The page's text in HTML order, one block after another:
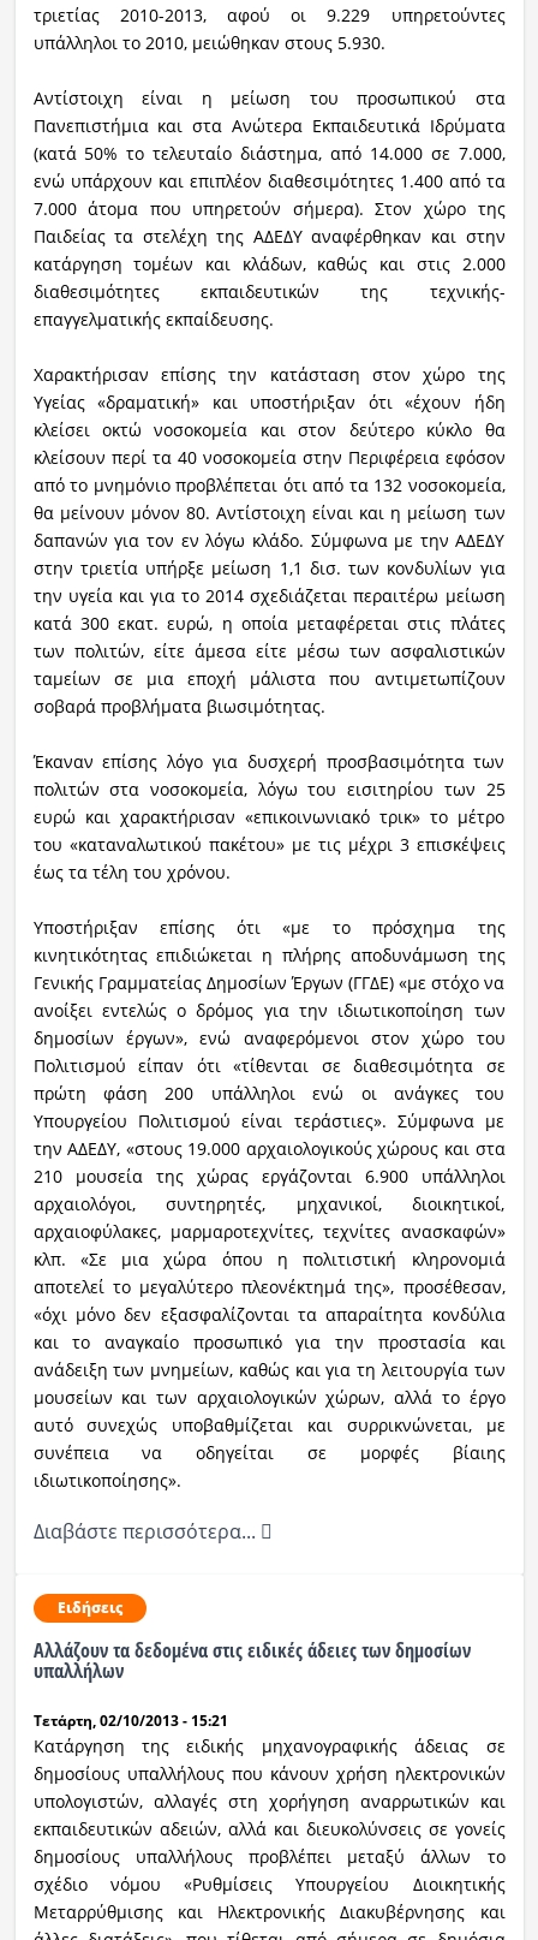
τριετίας 2010-2013, αφού οι 9.229 υπηρετούντες
υπάλληλοι το 2010, μειώθηκαν στους 5.930.
Αντίστοιχη είναι η μείωση του προσωπικού στα
Πανεπιστήμια και στα Ανώτερα Εκπαιδευτικά Ιδρύματα
(κατά 50% το τελευταίο διάστημα, από 14.000 σε 7.000,
ενώ υπάρχουν και επιπλέον διαθεσιμότητες 1.400 από τα
7.000 άτομα που υπηρετούν σήμερα). Στον χώρο της
Παιδείας τα στελέχη της ΑΔΕΔΥ αναφέρθηκαν και στην
κατάργηση τομέων και κλάδων, καθώς και στις 2.000
διαθεσιμότητες εκπαιδευτικών της τεχνικής-
επαγγελματικής εκπαίδευσης.
Χαρακτήρισαν επίσης την κατάσταση στον χώρο της
Υγείας «δραματική» και υποστήριξαν ότι «έχουν ήδη
κλείσει οκτώ νοσοκομεία και στον δεύτερο κύκλο θα
κλείσουν περί τα 40 νοσοκομεία στην Περιφέρεια εφόσον
από το μνημόνιο προβλέπεται ότι από τα 132 νοσοκομεία,
θα μείνουν μόνον 80. Αντίστοιχη είναι και η μείωση των
δαπανών για τον εν λόγω κλάδο. Σύμφωνα με την ΑΔΕΔΥ
στην τριετία υπήρξε μείωση 1,1 δισ. των κονδυλίων για
την υγεία και για το 2014 σχεδιάζεται περαιτέρω μείωση
κατά 300 εκατ. ευρώ, η οποία μεταφέρεται στις πλάτες
των πολιτών, είτε άμεσα είτε μέσω των ασφαλιστικών
ταμείων σε μια εποχή μάλιστα που αντιμετωπίζουν
σοβαρά προβλήματα βιωσιμότητας.
Έκαναν επίσης λόγο για δυσχερή προσβασιμότητα των
πολιτών στα νοσοκομεία, λόγω του εισιτηρίου των 25
ευρώ και χαρακτήρισαν «επικοινωνιακό τρικ» το μέτρο
του «καταναλωτικού πακέτου» με τις μέχρι 3 επισκέψεις
έως τα τέλη του χρόνου.
Υποστήριξαν επίσης ότι «με το πρόσχημα της
κινητικότητας επιδιώκεται η πλήρης αποδυνάμωση της
Γενικής Γραμματείας Δημοσίων Έργων (ΓΓΔΕ) «με στόχο να
ανοίξει εντελώς ο δρόμος για την ιδιωτικοποίηση των
δημοσίων έργων», ενώ αναφερόμενοι στον χώρο του
Πολιτισμού είπαν ότι «τίθενται σε διαθεσιμότητα σε
πρώτη φάση 200 υπάλληλοι ενώ οι ανάγκες του
Υπουργείου Πολιτισμού είναι τεράστιες». Σύμφωνα με
την ΑΔΕΔΥ, «στους 19.000 αρχαιολογικούς χώρους και στα
210 μουσεία της χώρας εργάζονται 6.900 υπάλληλοι
αρχαιολόγοι, συντηρητές, μηχανικοί, διοικητικοί,
αρχαιοφύλακες, μαρμαροτεχνίτες, τεχνίτες ανασκαφών»
κλπ. «Σε μια χώρα όπου η πολιτιστική κληρονομιά
αποτελεί το μεγαλύτερο πλεονέκτημά της», προσέθεσαν,
«όχι μόνο δεν εξασφαλίζονται τα απαραίτητα κονδύλια
και το αναγκαίο προσωπικό για την προστασία και
ανάδειξη των μνημείων, καθώς και για τη λειτουργία των
μουσείων και των αρχαιολογικών χώρων, αλλά το έργο
αυτό συνεχώς υποβαθμίζεται και συρρικνώνεται, με
συνέπεια να οδηγείται σε μορφές βίαιης
ιδιωτικοποίησης».
Διαβάστε περισσότερα...
Ειδήσεις
Αλλάζουν τα δεδομένα στις ειδικές άδειες των δημοσίων
υπαλλήλων
Τετάρτη, 02/10/2013 - 15:21
Κατάργηση της ειδικής μηχανογραφικής άδειας σε
δημοσίους υπαλλήλους που κάνουν χρήση ηλεκτρονικών
υπολογιστών, αλλαγές στη χορήγηση αναρρωτικών και
εκπαιδευτικών αδειών, αλλά και διευκολύνσεις σε γονείς
δημοσίους υπαλλήλους προβλέπει μεταξύ άλλων το
σχέδιο νόμου «Ρυθμίσεις Υπουργείου Διοικητικής
Μεταρρύθμισης και Ηλεκτρονικής Διακυβέρνησης και